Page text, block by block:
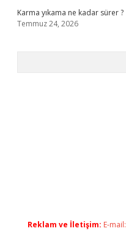
Karma yıkama ne kadar sürer ?
Temmuz 24, 2026
Reklam ve İletişim: E-mail: